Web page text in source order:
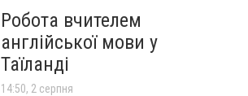
Робота вчителем
англійської мови у
Таїланді
14:50, 2 серпня